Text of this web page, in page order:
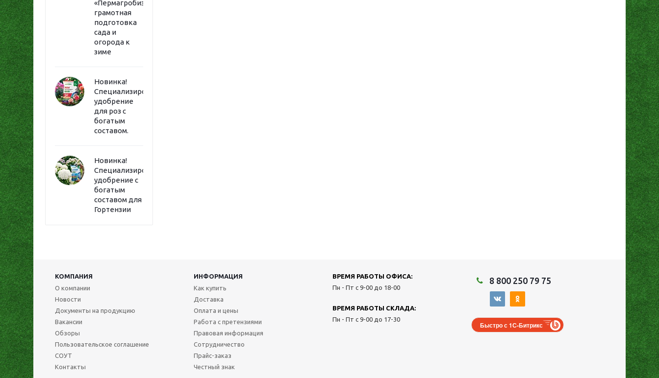
«Пермагробизнес»:
грамотная
подготовка
сада и
огорода к
зиме
Новинка!
Специализированное
удобрение
для роз с
богатым
составом.
Новинка!
Специализированное
удобрение с
богатым
составом для
Гортензии
КОМПАНИЯ
ИНФОРМАЦИЯ
О компании
Новости
Документы на продукцию
Вакансии
Обзоры
Пользовательское соглашение
СОУТ
Контакты
Как купить
Доставка
Оплата и цены
Работа с претензиями
Правовая информация
Сотрудничество
Прайс-заказ
Честный знак
ВРЕМЯ РАБОТЫ ОФИСА:
Пн - Пт с 9-00 до 18-00
ВРЕМЯ РАБОТЫ СКЛАДА:
Пн - Пт с 9-00 до 17-30
8 800 250 79 75
Быстро с 1С-Битрикс